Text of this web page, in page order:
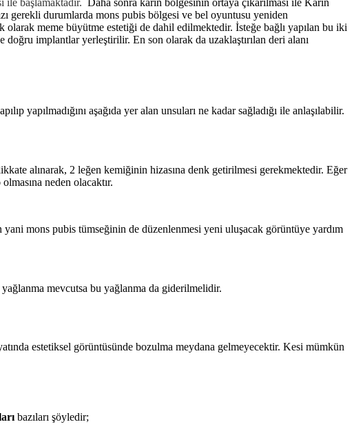
ile başlamaktadır. Daha sonra karın bölgesinin ortaya çıkarılması ile Karın
gerekli durumlarda mons pubis bölgesi ve bel oyuntusu yeniden
meme büyütme estetiği de dahil edilmektedir. İsteğe bağlı yapılan bu iki
implantlar yerleştirilir. En son olarak da uzaklaştırılan deri alanı
yapılmadığını aşağıda yer alan unsuları ne kadar sağladığı ile anlaşılabilir.
alınarak, 2 leğen kemiğinin hizasına denk getirilmesi gerekmektedir. Eğer
neden olacaktır.
mons pubis tümseğinin de düzenlenmesi yeni uluşacak görüntüye yardım
mevcutsa bu yağlanma da giderilmelidir.
estetiksel görüntüsünde bozulma meydana gelmeyecektir. Kesi mümkün
bazıları şöyledir;